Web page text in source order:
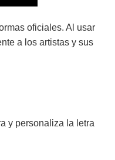
oficiales. Al usar
a los artistas y sus
y personaliza la letra